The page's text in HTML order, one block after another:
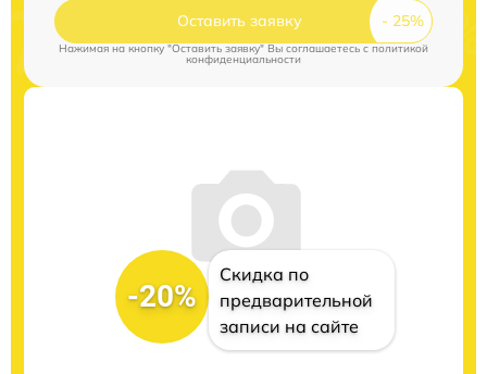
Оставить заявку
Нажимая на кнопку "Оставить заявку" Вы соглашаетесь cполитикой
конфиденциальности
-20%
Скидка по
предварительной
записи на сайте